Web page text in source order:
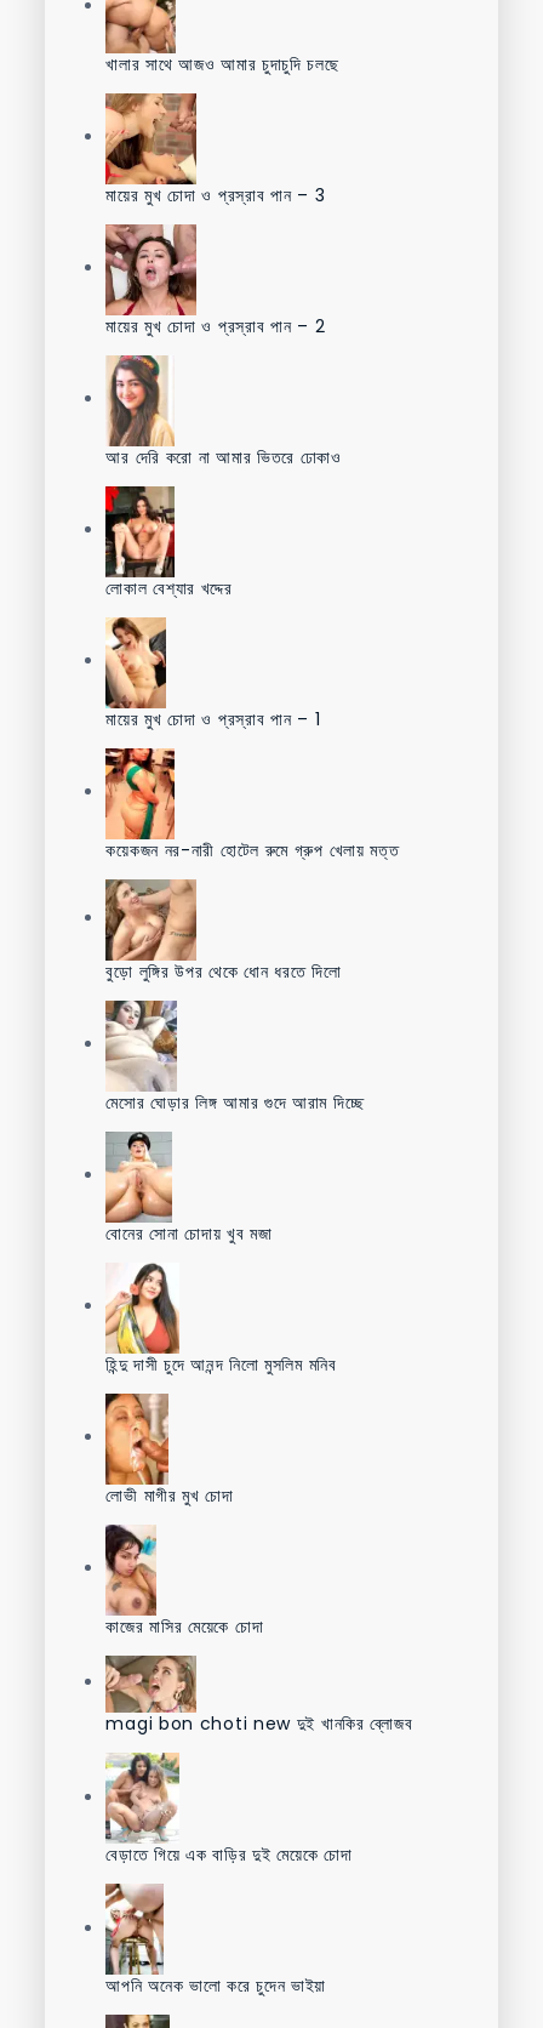
খালার সাথে আজও আমার চুদাচুদি চলছে
মায়ের মুখ চোদা ও প্রস্রাব পান – 3
মায়ের মুখ চোদা ও প্রস্রাব পান – 2
আর দেরি করো না আমার ভিতরে ঢোকাও
লোকাল বেশ্যার খদ্দের
মায়ের মুখ চোদা ও প্রস্রাব পান – 1
কয়েকজন নর-নারী হোটেল রুমে গ্রুপ খেলায় মত্ত
বুড়ো লুঙ্গির উপর থেকে ধোন ধরতে দিলো
মেসোর ঘোড়ার লিঙ্গ আমার গুদে আরাম দিচ্ছে
বোনের সোনা চোদায় খুব মজা
হিন্দু দাসী চুদে আনন্দ নিলো মুসলিম মনিব
লোভী মাগীর মুখ চোদা
কাজের মাসির মেয়েকে চোদা
magi bon choti new দুই খানকির ব্লোজব
বেড়াতে গিয়ে এক বাড়ির দুই মেয়েকে চোদা
আপনি অনেক ভালো করে চুদেন ভাইয়া